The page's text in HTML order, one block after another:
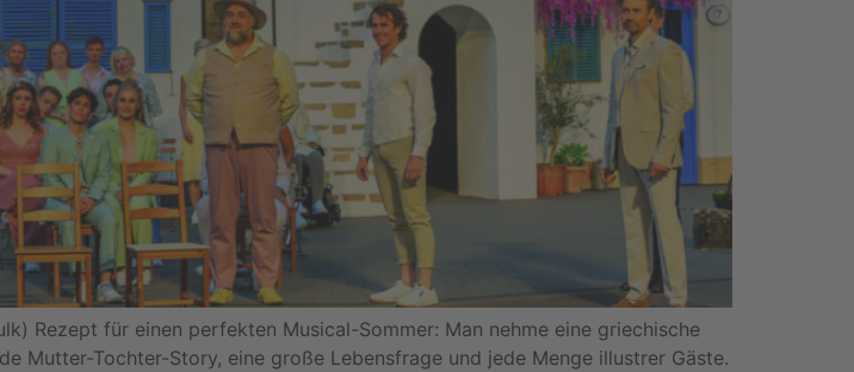
Rezept für einen perfekten Musical-Sommer: Man nehme eine griechische
Mutter-Tochter-Story, eine große Lebensfrage und jede Menge illustrer Gäste.